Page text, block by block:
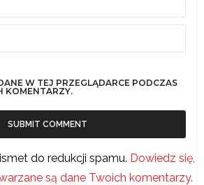
W TEJ PRZEGLĄDARCE PODCZAS
KOMENTARZY.
do redukcji spamu. Dowiedz się,
są dane Twoich komentarzy.